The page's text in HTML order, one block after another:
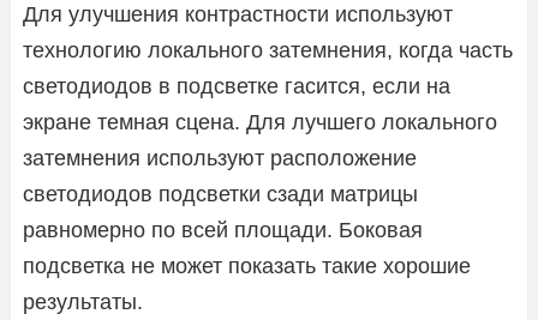
Для улучшения контрастности используют
технологию локального затемнения, когда часть
светодиодов в подсветке гасится, если на
экране темная сцена. Для лучшего локального
затемнения используют расположение
светодиодов подсветки сзади матрицы
равномерно по всей площади. Боковая
подсветка не может показать такие хорошие
результаты.